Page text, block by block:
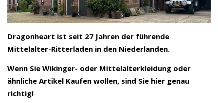
Dragonheart ist seit 27 Jahren der führende
Mittelalter-Ritterladen in den Niederlanden.
Wenn Sie Wikinger- oder Mittelalterkleidung oder
ähnliche Artikel Kaufen wollen, sind Sie hier genau
richtig!